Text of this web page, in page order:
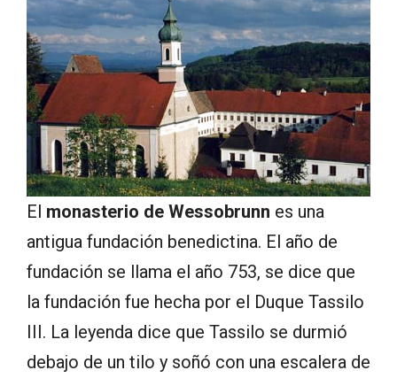
El monasterio de Wessobrunn es una
antigua fundación benedictina. El año de
fundación se llama el año 753, se dice que
la fundación fue hecha por el Duque Tassilo
III. La leyenda dice que Tassilo se durmió
debajo de un tilo y soñó con una escalera de